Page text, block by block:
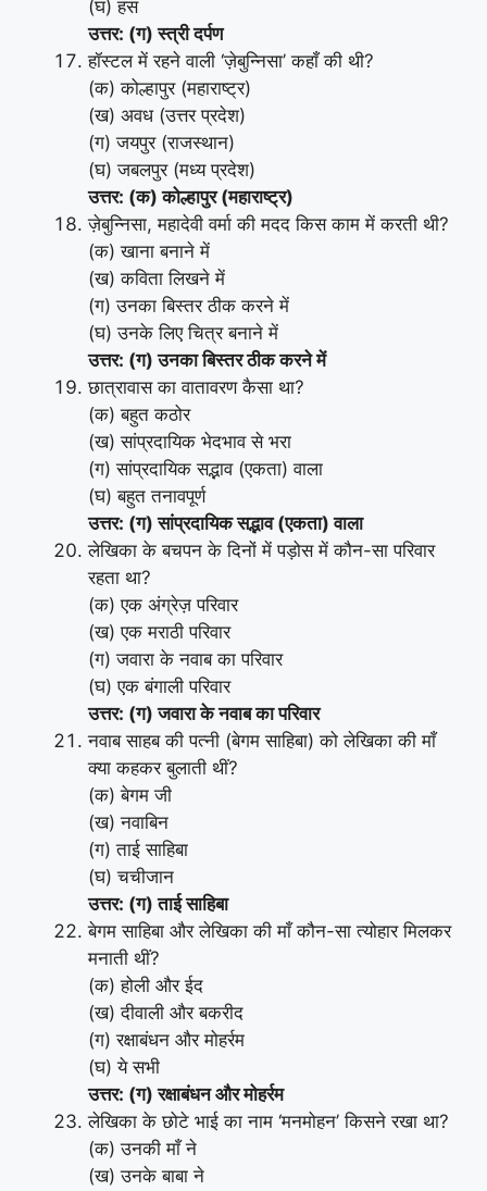
(घ) हंस
उत्तर: (ग) स्त्री दर्पण
हॉस्टल में रहने वाली ‘ज़ेबुन्निसा’ कहाँ की थी?
(क) कोल्हापुर (महाराष्ट्र)
(ख) अवध (उत्तर प्रदेश)
(ग) जयपुर (राजस्थान)
(घ) जबलपुर (मध्य प्रदेश)
उत्तर: (क) कोल्हापुर (महाराष्ट्र)
ज़ेबुन्निसा, महादेवी वर्मा की मदद किस काम में करती थी?
(क) खाना बनाने में
(ख) कविता लिखने में
(ग) उनका बिस्तर ठीक करने में
(घ) उनके लिए चित्र बनाने में
उत्तर: (ग) उनका बिस्तर ठीक करने में
छात्रावास का वातावरण कैसा था?
(क) बहुत कठोर
(ख) सांप्रदायिक भेदभाव से भरा
(ग) सांप्रदायिक सद्भाव (एकता) वाला
(घ) बहुत तनावपूर्ण
उत्तर: (ग) सांप्रदायिक सद्भाव (एकता) वाला
लेखिका के बचपन के दिनों में पड़ोस में कौन-सा परिवार
रहता था?
(क) एक अंग्रेज़ परिवार
(ख) एक मराठी परिवार
(ग) जवारा के नवाब का परिवार
(घ) एक बंगाली परिवार
उत्तर: (ग) जवारा के नवाब का परिवार
नवाब साहब की पत्नी (बेगम साहिबा) को लेखिका की माँ
क्या कहकर बुलाती थीं?
(क) बेगम जी
(ख) नवाबिन
(ग) ताई साहिबा
(घ) चचीजान
उत्तर: (ग) ताई साहिबा
बेगम साहिबा और लेखिका की माँ कौन-सा त्योहार मिलकर
मनाती थीं?
(क) होली और ईद
(ख) दीवाली और बकरीद
(ग) रक्षाबंधन और मोहर्रम
(घ) ये सभी
उत्तर: (ग) रक्षाबंधन और मोहर्रम
लेखिका के छोटे भाई का नाम ‘मनमोहन’ किसने रखा था?
(क) उनकी माँ ने
(ख) उनके बाबा ने